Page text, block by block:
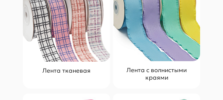
Лента тканевая
Лента с волнистыми
краями